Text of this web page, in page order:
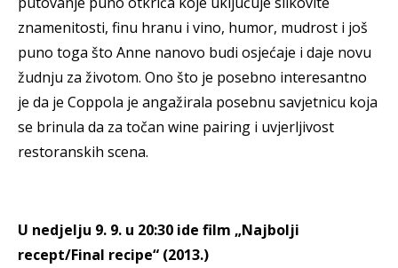
znamenitosti, finu hranu i vino, humor, mudrost i još
puno toga što Anne nanovo budi osjećaje i daje novu
žudnju za životom. Ono što je posebno interesantno
je da je Coppola je angažirala posebnu savjetnicu koja
se brinula da za točan wine pairing i uvjerljivost
restoranskih scena.
U nedjelju 9. 9. u 20:30 ide film „Najbolji
recept/Final recipe“ (2013.)